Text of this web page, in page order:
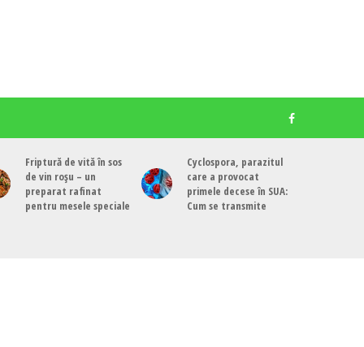
Friptură de vită în sos
de vin roșu – un
preparat rafinat
pentru mesele speciale
Cyclospora, parazitul
care a provocat
primele decese în SUA:
Cum se transmite